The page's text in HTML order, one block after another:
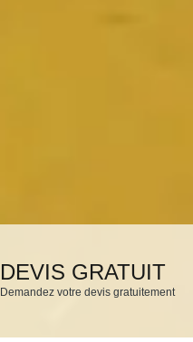
DEVIS GRATUIT
Demandez votre devis gratuitement